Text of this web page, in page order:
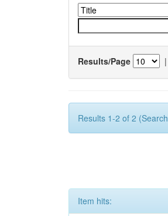
Results/Page |
Results 1-2 of 2
Item hits: